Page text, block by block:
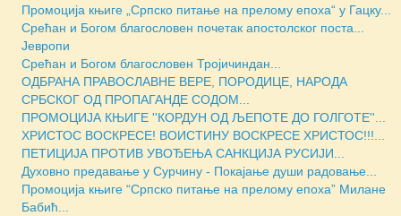
Промоција књиге „Српско питање на прелому епоха“ у Гацку...
Срећан и Богом благословен почетак апостолског поста...
Јевропи
Срећан и Богом благословен Тројичиндан...
ОДБРАНА ПРАВОСЛАВНЕ ВЕРЕ, ПОРОДИЦЕ, НАРОДА
СРБСКОГ ОД ПРОПАГАНДЕ СОДОМ...
ПРОМОЦИЈА КЊИГЕ ''КОРДУН ОД ЉЕПОТЕ ДО ГОЛГОТЕ''...
ХРИСТОС ВОСКРЕСЕ! ВОИСТИНУ ВОСКРЕСЕ ХРИСТОС!!!...
ПЕТИЦИЈА ПРОТИВ УВОЂЕЊА САНКЦИЈА РУСИЈИ...
Духовно предавање у Сурчину - Покајање души радовање...
Промоција књиге “Српско питање на прелому епоха” Милане
Бабић...